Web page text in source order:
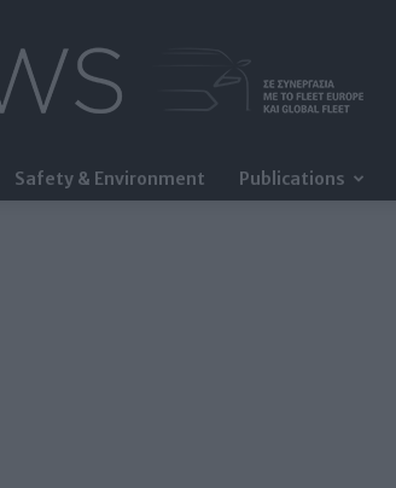
Safety & Environment Publications